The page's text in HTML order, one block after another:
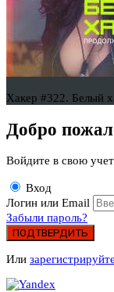
Хакер #322. Белый
Добро
Войдите в свою
Вход
Логин или Email
Забыли пароль?
ПОДТВЕРДИТЬ
Или